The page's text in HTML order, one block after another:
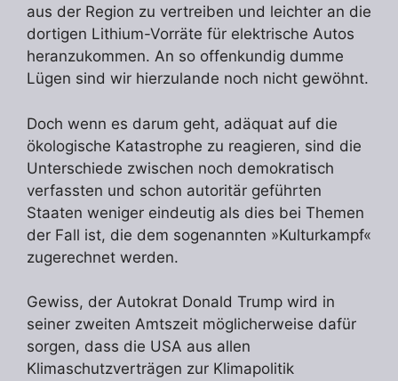
aus der Region zu vertreiben und leichter an die
dortigen Lithium-Vorräte für elektrische Autos
heranzukommen. An so offenkundig dumme
Lügen sind wir hierzulande noch nicht gewöhnt.
Doch wenn es darum geht, adäquat auf die
ökologische Katastrophe zu reagieren, sind die
Unterschiede zwischen noch demokratisch
verfassten und schon autoritär geführten
Staaten weniger eindeutig als dies bei Themen
der Fall ist, die dem sogenannten »Kulturkampf«
zugerechnet werden.
Gewiss, der Autokrat Donald Trump wird in
seiner zweiten Amtszeit möglicherweise dafür
sorgen, dass die USA aus allen
Klimaschutzverträgen zur Klimapolitik